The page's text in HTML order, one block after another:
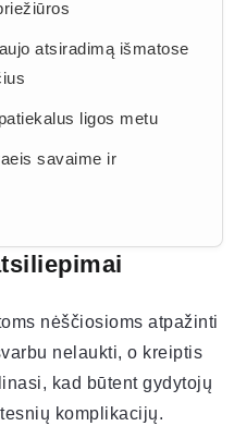
atsiradimą išmatose
ligos metu
savaime ir
nėščiosioms atpažinti
nelaukti, o kreiptis
kad būtent gydytojų
komplikacijų.